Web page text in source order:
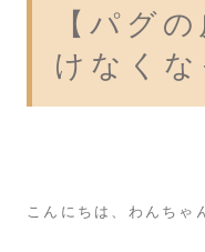
【パグ
けなく
こんにちは、わんちゃ